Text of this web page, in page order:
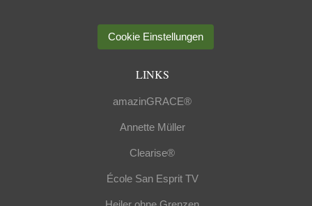
Cookie Einstellungen
LINKS
amazinGRACE®
Annette Müller
Clearise®
École San Esprit TV